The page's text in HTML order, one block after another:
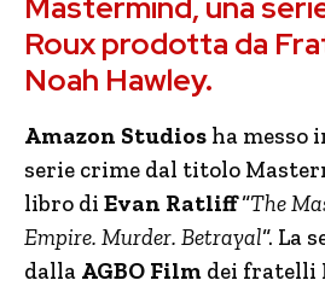
Roux prodotta da
Noah Hawley.
Amazon Studios ha messo
serie crime dal titolo
libro di Evan Ratliff“The
Empire. Murder. Betrayal“. La
dalla AGBO Film dei fratelli